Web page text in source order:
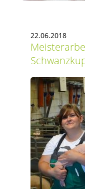
22.06.2018